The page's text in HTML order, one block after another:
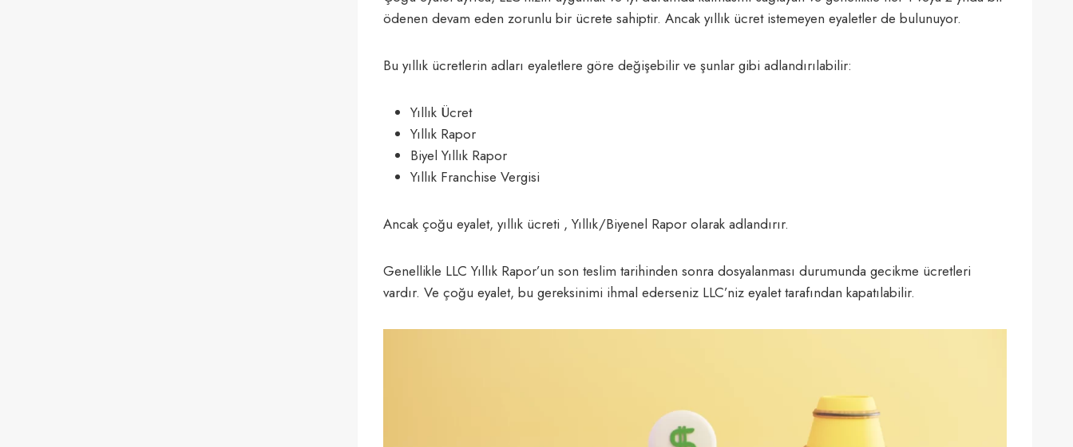
ödenen devam eden zorunlu bir ücrete sahiptir. Ancak yıllık ücret istemeyen eyaletler de bulunuyor.
Bu yıllık ücretlerin adları eyaletlere göre değişebilir ve şunlar gibi adlandırılabilir:
Yıllık Ücret
Yıllık Rapor
Biyel Yıllık Rapor
Yıllık Franchise Vergisi
Ancak çoğu eyalet, yıllık ücreti , Yıllık/Biyenel Rapor olarak adlandırır.
Genellikle LLC Yıllık Rapor’un son teslim tarihinden sonra dosyalanması durumunda gecikme ücretleri
vardır. Ve çoğu eyalet, bu gereksinimi ihmal ederseniz LLC’niz eyalet tarafından kapatılabilir.